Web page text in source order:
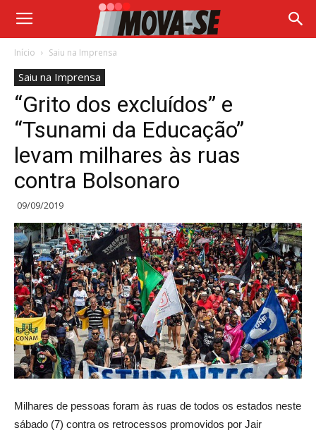
Início Saiu na Imprensa
Saiu na Imprensa
“Grito dos excluídos” e
“Tsunami da Educação”
levam milhares às ruas
contra Bolsonaro
09/09/2019
Milhares de pessoas foram às ruas de todos os estados neste
sábado (7) contra os retrocessos promovidos por Jair